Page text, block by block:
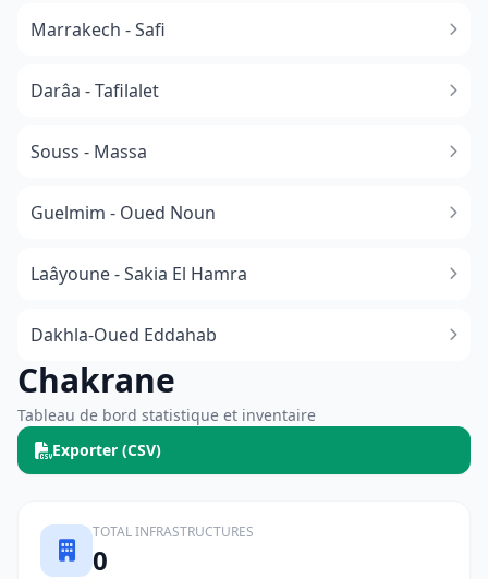
Marrakech - Safi
Darâa - Tafilalet
Souss - Massa
​Guelmim - Oued Noun
Laâyoune - Sakia El Hamra
Dakhla-Oued Eddahab
Chakrane
Tableau de bord statistique et inventaire
Exporter (CSV)
TOTAL INFRASTRUCTURES
0